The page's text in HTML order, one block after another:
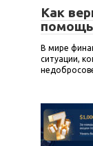
Как
В мире
ситуации,